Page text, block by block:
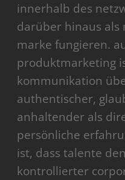
innerhalb des
darüber hinaus
marke fungieren.
produktmarketing
kommunikation
authentischer,
anhaltender als
persönliche
ist, dass talente
kontrollierter